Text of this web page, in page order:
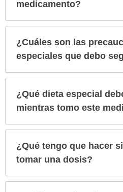
medicamento?
¿Cuáles son las
especiales que debo
¿Qué dieta especial
mientras tomo este
¿Qué tengo que hacer
tomar una dosis?